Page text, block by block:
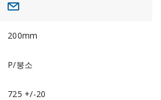
200mm
P/붕소
725 +/-20